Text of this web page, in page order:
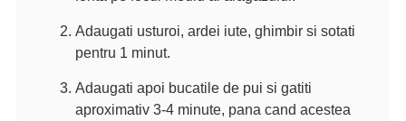
Adaugati usturoi, ardei iute, ghimbir si sotati
pentru 1 minut.
Adaugati apoi bucatile de pui si gatiti
aproximativ 3-4 minute, pana cand acestea